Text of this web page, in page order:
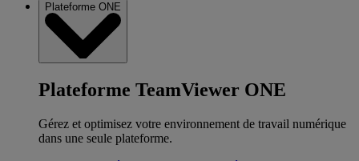
Plateforme ONE
Plateforme TeamViewer ONE
Gérez et optimisez votre environnement de travail numérique
dans une seule plateforme.